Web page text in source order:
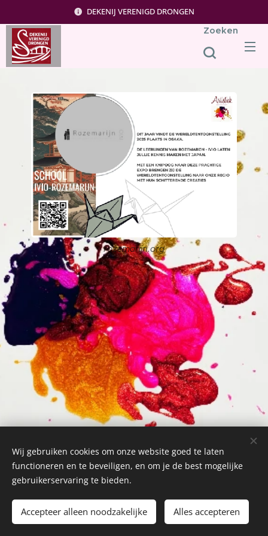
DEKENIJ VERENIGD DRONGEN
Zoeken
rozemarijn.org
Cookies
Wij gebruiken cookies om onze website goed te laten
functioneren en te beveiligen, en om je de best mogelijke
gebruikerservaring te bieden.
Accepteer alleen noodzakelijke Alles accepteren